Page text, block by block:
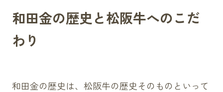
和田金の歴史と松阪牛へのこだ
わり
和田金の歴史は、松阪牛の歴史そのものといって